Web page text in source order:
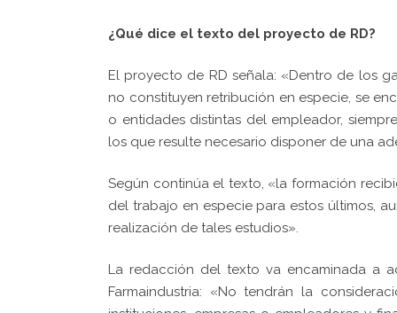
¿Qué dice el texto del proyecto de RD?
El proyecto de RD señala: «Dentro de los
no constituyen retribución en especie, se
o entidades distintas del empleador,
los que resulte necesario disponer de una
Según continúa el texto, «la formación
del trabajo en especie para estos últimos,
realización de tales estudios».
La redacción del texto va encaminada a
Farmaindustria: «No tendrán la